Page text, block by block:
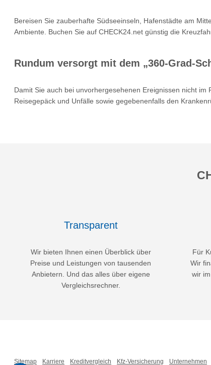
Bereisen Sie zauberhafte Südseeinseln, Hafenstädte am
Ambiente. Buchen Sie auf CHECK24.net günstig die
Rundum versorgt mit dem „360-Grad-
Damit Sie auch bei unvorhergesehenen Ereignissen nicht
Reisegepäck und Unfälle sowie gegebenenfalls den
Transparent
Wir bieten Ihnen einen Überblick über
Preise und Leistungen von tausenden
Anbietern. Und das alles über eigene
Vergleichsrechner.
Für
Wir
wir
Sitemap Karriere Kreditvergleich Kfz-Versicherung Unternehmen